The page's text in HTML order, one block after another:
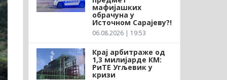
мафијашких
обрачуна у
Источном Сарајеву?!
06.08.2026 | 19:53
Крај арбитраже од
1,3 милијарде КМ:
РиТЕ Угљевик у
кризи